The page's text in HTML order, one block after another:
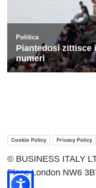
Cookie Policy Privacy Policy
© BUSINESS ITALY
Place London NW6